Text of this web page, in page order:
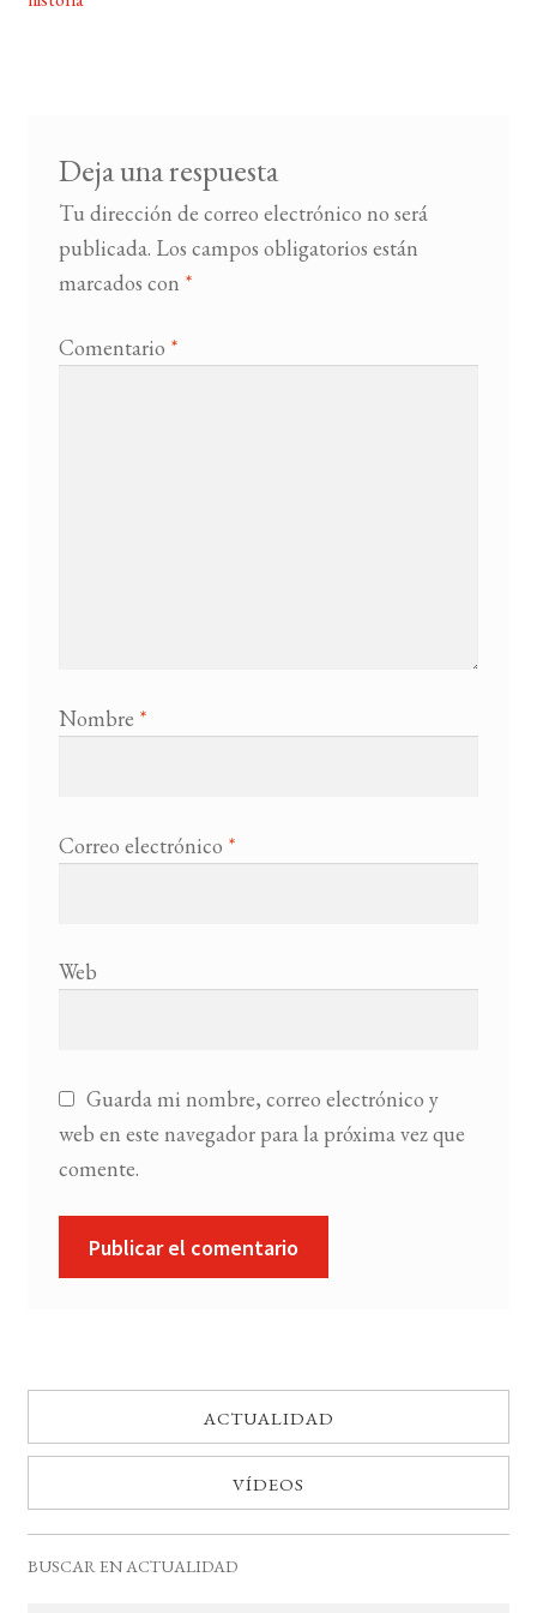
de
Deja una respuesta
Tu dirección de correo electrónico no será
publicada. Los campos obligatorios están
marcados con *
Comentario *
Nombre *
Correo electrónico *
Web
Guarda mi nombre, correo electrónico y
web en este navegador para la próxima vez que
comente.
ACTUALIDAD
VÍDEOS
BUSCAR EN ACTUALIDAD